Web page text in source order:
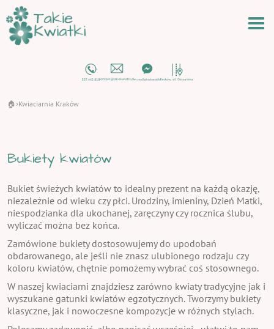
🏠 ›Kwiaciarnia Kraków
Bukiety kwiatów
Bukiet świeżych kwiatów to idealny prezent na każdą okazję,
niezależnie od wieku czy płci. Urodziny, imieniny, Dzień Matki,
niespodzianka dla ukochanej, zaręczyny czy rocznica ślubu,
wyliczać można bez końca.
Zamówione bukiety dostosowujemy do upodobań
obdarowanego, ale jeśli nie znasz ulubionego rodzaju czy
koloru kwiatów, chętnie pomożemy wybrać coś stosownego.
W naszej kwiaciarni znajdziesz zarówno kwiaty tradycyjne jak i
wyszukane gatunki kwiatów egzotycznych. Tworzymy bukiety
klasyczne, jak i nowoczesne kompozycje w różnych stylach.